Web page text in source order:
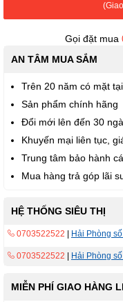
Gọi đặt mua
AN TÂM MUA SẮM
Trên 20 năm có mặt
Sản phẩm chính hãng
Đổi mới lên đến 30
Khuyến mại liên tục,
Trung tâm bảo hành
Mua hàng trả góp lãi
HỆ THỐNG SIÊU THỊ
0703522522 Hải Phòng
0703522522 Hải Phòng
MIỄN PHÍ GIAO HÀNG